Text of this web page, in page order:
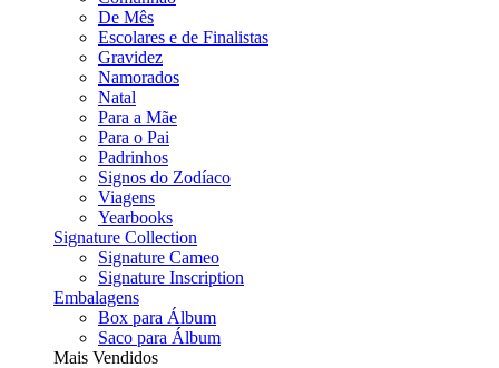
De Mês
Escolares e de Finalistas
Gravidez
Namorados
Natal
Para a Mãe
Para o Pai
Padrinhos
Signos do Zodíaco
Viagens
Yearbooks
Signature Collection
Signature Cameo
Signature Inscription
Embalagens
Box para Álbum
Saco para Álbum
Mais Vendidos